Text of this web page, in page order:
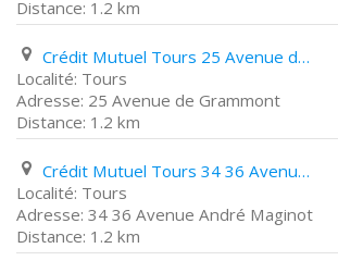
1.2 km
Crédit Mutuel Tours 25 Avenue de Grammont
Tours
25 Avenue de Grammont
1.2 km
Crédit Mutuel Tours 34 36 Avenue André Maginot
Tours
34 36 Avenue André Maginot
1.2 km